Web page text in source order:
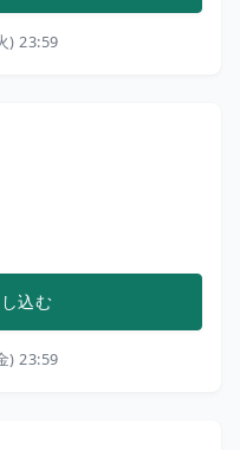
) 23:59
込む
) 23:59